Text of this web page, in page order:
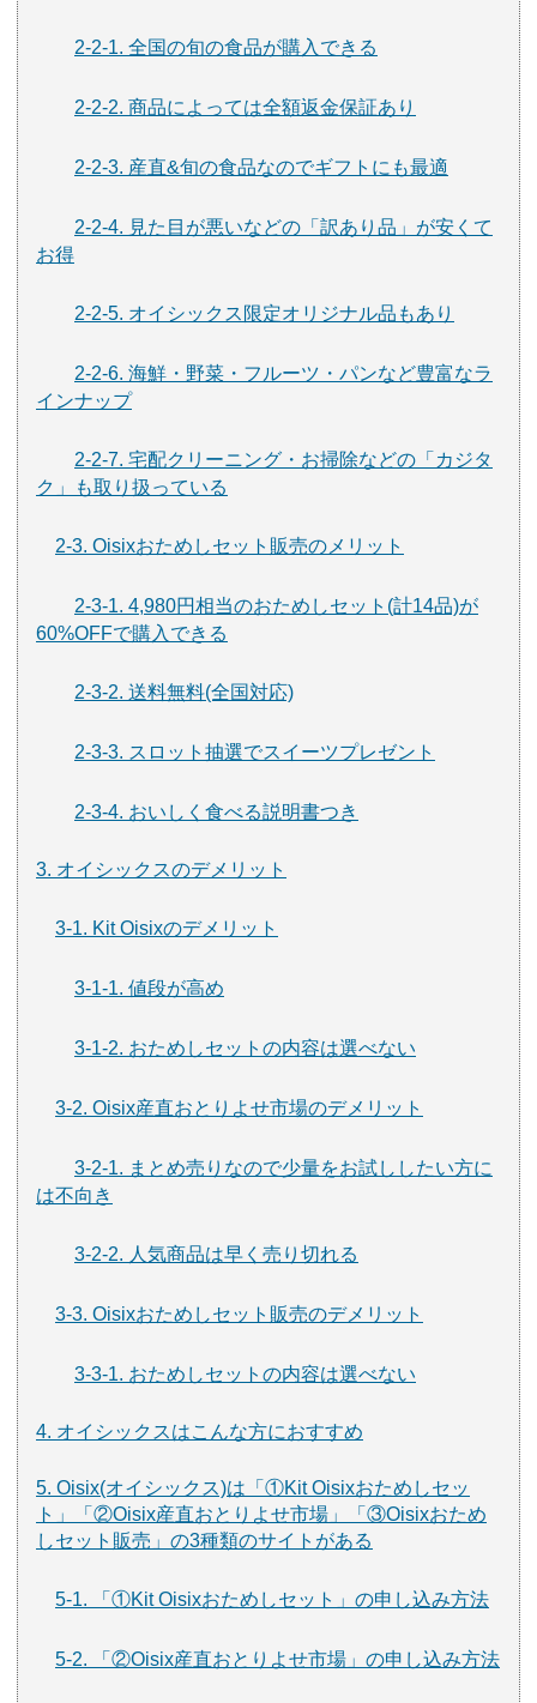
2-2-1. 全国の旬の食品が購入できる
2-2-2. 商品によっては全額返金保証あり
2-2-3. 産直&旬の食品なのでギフトにも最適
2-2-4. 見た目が悪いなどの「訳あり品」が安くて
お得
2-2-5. オイシックス限定オリジナル品もあり
2-2-6. 海鮮・野菜・フルーツ・パンなど豊富なラ
インナップ
2-2-7. 宅配クリーニング・お掃除などの「カジタ
ク」も取り扱っている
2-3. Oisixおためしセット販売のメリット
2-3-1. 4,980円相当のおためしセット(計14品)が
60%OFFで購入できる
2-3-2. 送料無料(全国対応)
2-3-3. スロット抽選でスイーツプレゼント
2-3-4. おいしく食べる説明書つき
3. オイシックスのデメリット
3-1. Kit Oisixのデメリット
3-1-1. 値段が高め
3-1-2. おためしセットの内容は選べない
3-2. Oisix産直おとりよせ市場のデメリット
3-2-1. まとめ売りなので少量をお試ししたい方に
は不向き
3-2-2. 人気商品は早く売り切れる
3-3. Oisixおためしセット販売のデメリット
3-3-1. おためしセットの内容は選べない
4. オイシックスはこんな方におすすめ
5. Oisix(オイシックス)は「①Kit Oisixおためしセッ
ト」「②Oisix産直おとりよせ市場」「③Oisixおため
しセット販売」の3種類のサイトがある
5-1. 「①Kit Oisixおためしセット」の申し込み方法
5-2. 「②Oisix産直おとりよせ市場」の申し込み方法